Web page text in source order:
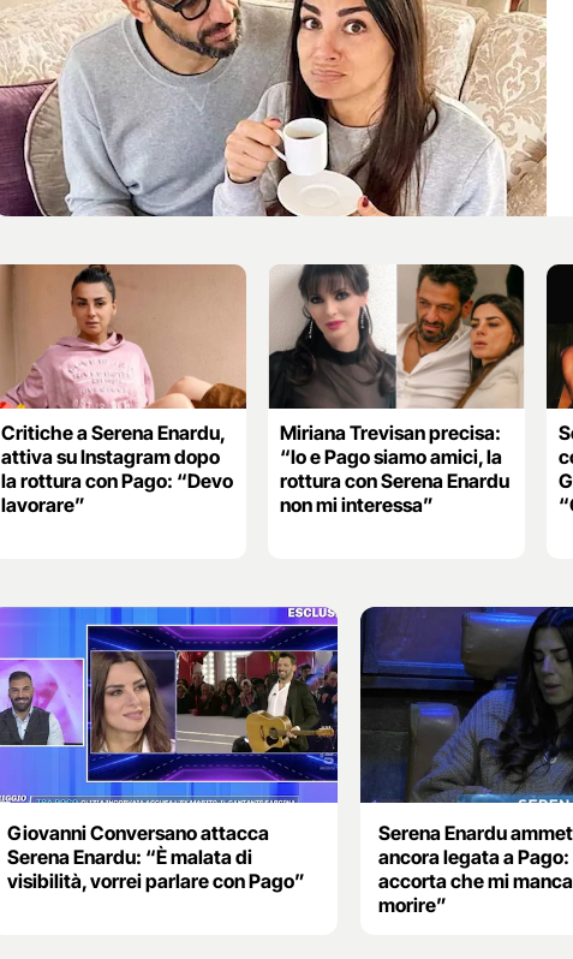
Critiche a Serena Enardu,
attiva su Instagram dopo
la rottura con Pago: “Devo
lavorare”
Miriana Trevisan precisa:
“Io e Pago siamo amici, la
rottura con Serena Enardu
non mi interessa”
Giovanni Conversano attacca
Serena Enardu: “È malata di
visibilità, vorrei parlare con Pago”
Serena Enardu
ancora legata a
accorta che mi
morire”